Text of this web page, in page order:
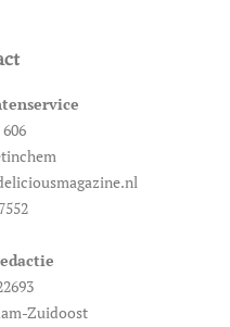
Zuidoost